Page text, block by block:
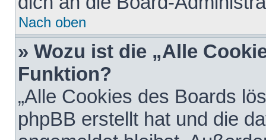
Nach oben
» Wozu ist die „Alle
Funktion?
„Alle Cookies des Boards
phpBB erstellt hat und die